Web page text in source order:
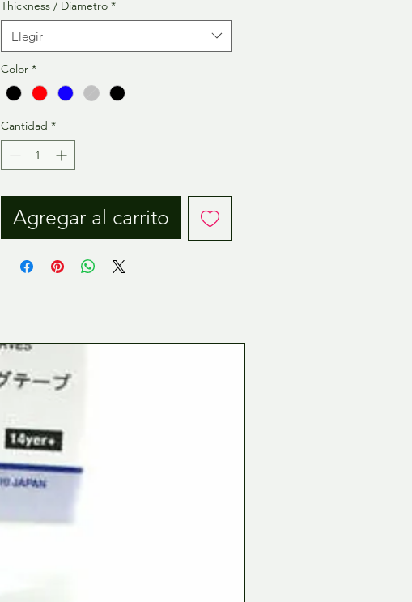
Thickness / Diametro *
Elegir
Color *
Cantidad *
Agregar al carrito